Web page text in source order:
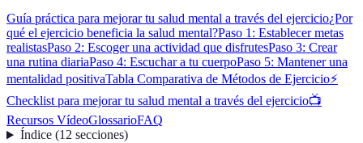
Guía práctica para mejorar tu salud mental a través del ejercicio¿Por
qué el ejercicio beneficia la salud mental?Paso 1: Establecer metas
realistasPaso 2: Escoger una actividad que disfrutesPaso 3: Crear
una rutina diariaPaso 4: Escuchar a tu cuerpoPaso 5: Mantener una
mentalidad positivaTabla Comparativa de Métodos de Ejercicio⚡
Checklist para mejorar tu salud mental a través del ejercicio📺
Recursos VídeoGlossarioFAQ
Índice(12 secciones)